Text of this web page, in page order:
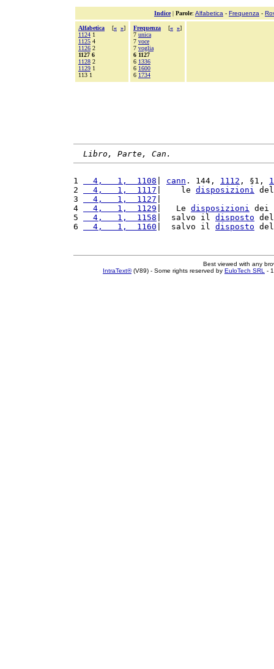
Indice| Parole: Alfabetica - Frequenza -
Alfabetica [« »]
1124 1
1125 4
1126 2
1127 6
1128 2
1129 1
113 1
Frequenza [« »]
7 unica
7 voce
7 voglia
6 1127
6 1336
6 1600
6 1734
Libro, Parte, Can.
1
  4,   1,  1108
cann . 144, 1112 , §1,
2
  4,   1,  1117
|    le disposizioni
3
  4,   1,  1127
4
  4,   1,  1129
|   Le disposizioni dei
5
  4,   1,  1158
|  salvo il disposto
6
  4,   1,  1160
|  salvo il disposto
Best viewed with any
IntraText®(V89) - Some rights reserved by EuloTech SRL -